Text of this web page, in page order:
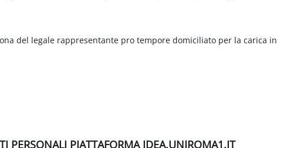
del legale rappresentante pro tempore domiciliato per la carica in
PERSONALI PIATTAFORMA IDEA.UNIROMA1.IT